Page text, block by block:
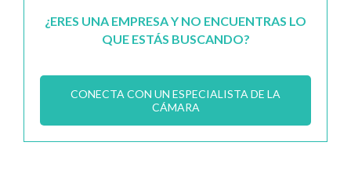
¿ERES UNA EMPRESA Y NO ENCUENTRAS LO
QUE ESTÁS BUSCANDO?
CONECTA CON UN ESPECIALISTA DE LA
CÁMARA